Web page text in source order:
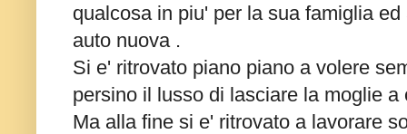
qualcosa in piu' per la sua famiglia
auto nuova .
Si e' ritrovato piano piano a volere
persino il lusso di lasciare la moglie
Ma alla fine si e' ritrovato a lavorare